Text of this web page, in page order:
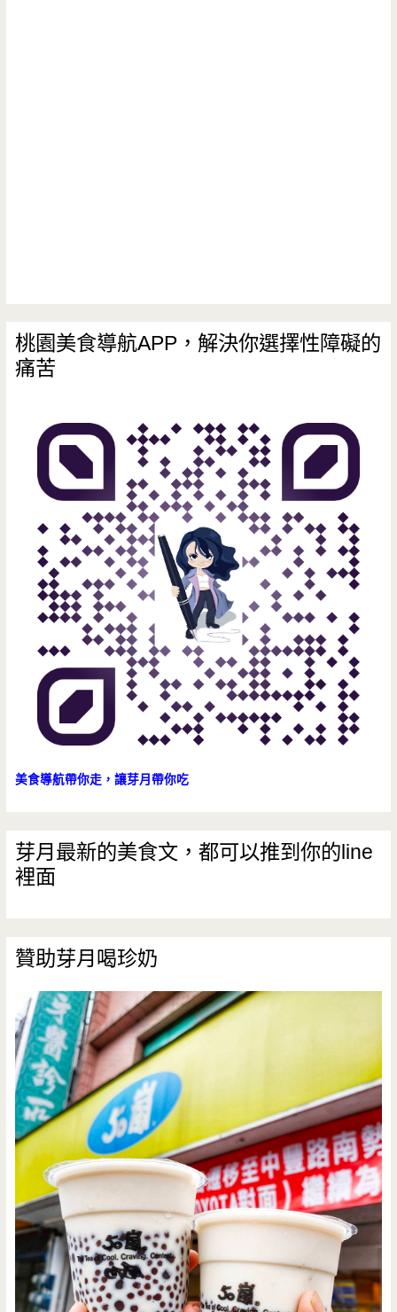
桃園美食導航APP，解決你選擇性障礙的
痛苦
美食導航帶你走，讓芽月帶你吃
芽月最新的美食文，都可以推到你的line
裡面
贊助芽月喝珍奶